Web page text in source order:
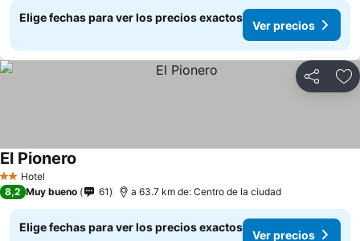
Elige fechas para ver los precios exactos
Ver precios
Compartir
2 Estrellas
Hotel
El Pionero
8,2 Muy bueno 61 a 63.7 km de: Centro de la ciudad
Elige fechas para ver los precios exactos
Ver precios